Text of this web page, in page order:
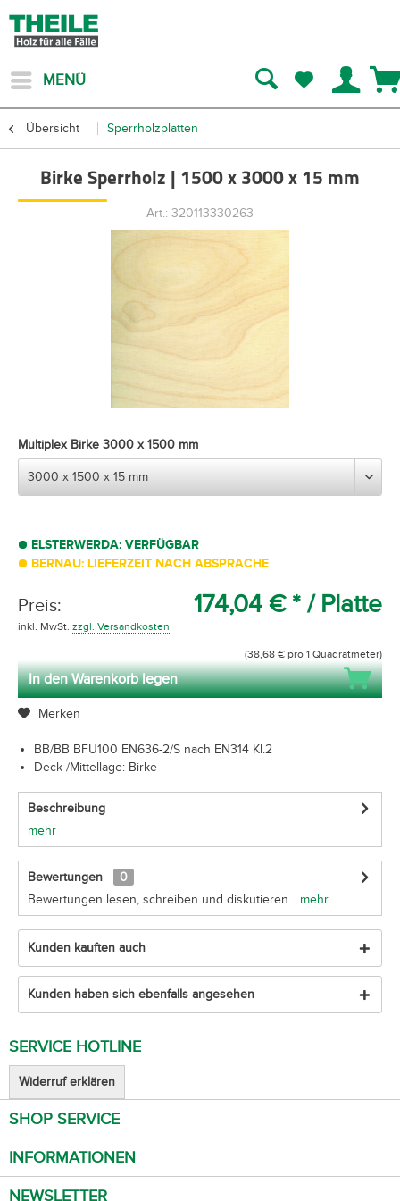
MENÜ
Übersicht Sperrholzplatten
Birke Sperrholz | 1500 x 3000 x 15 mm
Art.: 320113330263
Multiplex Birke 3000 x 1500 mm
ELSTERWERDA: VERFÜGBAR
BERNAU: LIEFERZEIT NACH ABSPRACHE
Preis: 174,04 € * / Platte
inkl. MwSt. zzgl. Versandkosten
(38,68 € pro 1 Quadratmeter)
In den Warenkorb legen
Merken
BB/BB BFU100 EN636-2/S nach EN314 Kl.2
Deck-/Mittellage: Birke
Beschreibung
mehr
Bewertungen
0
Bewertungen lesen, schreiben und diskutieren... mehr
Kunden kauften auch
Kunden haben sich ebenfalls angesehen
SERVICE HOTLINE
Widerruf erklären
SHOP SERVICE
INFORMATIONEN
NEWSLETTER